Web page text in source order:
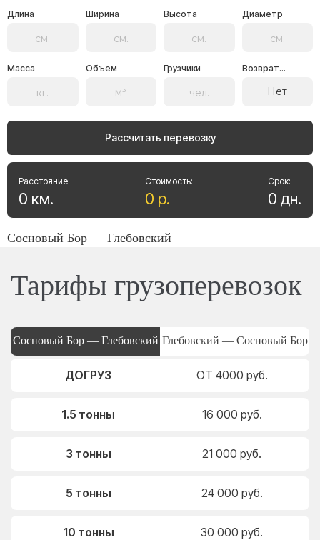
Длина Ширина Высота Диаметр
Масса Объем Грузчики Возврат...
Нет
Рассчитать перевозку
Стоимость:
0 р.
Расстояние:
0 км.
Срок:
0 дн.
Сосновый Бор — Глебовский
Тарифы грузоперевозок
Сосновый Бор — Глебовский Глебовский — Сосновый Бор
ДОГРУЗ ОТ 4000 руб.
1.5 тонны 16 000 руб.
3 тонны 21 000 руб.
5 тонны 24 000 руб.
10 тонны 30 000 руб.